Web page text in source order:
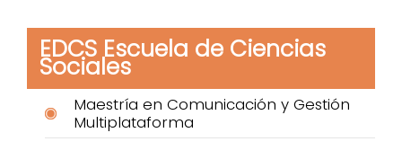
EDCS Escuela de Ciencias
Sociales
Maestría en Comunicación y Gestión
Multiplataforma